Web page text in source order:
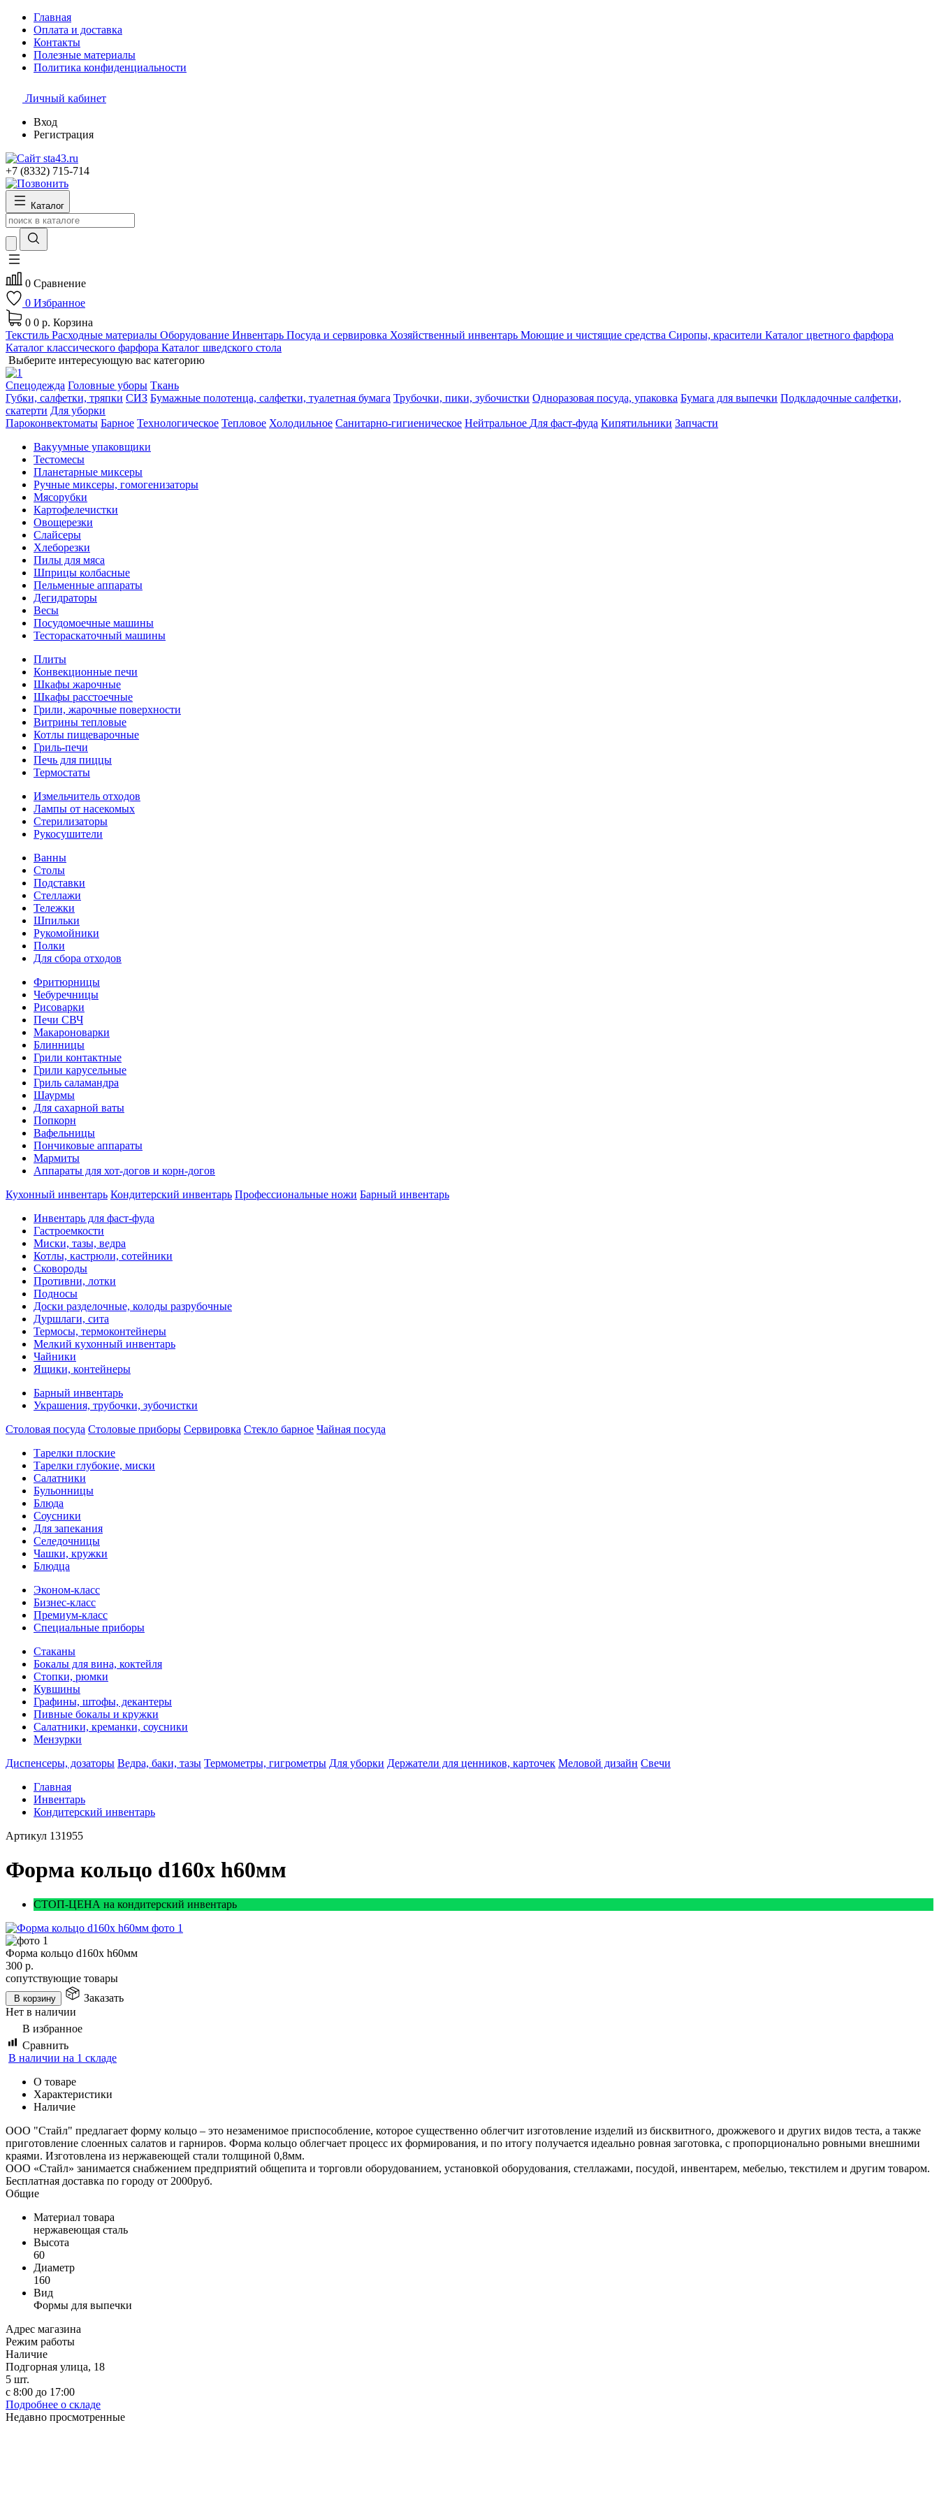
Главная
Оплата и доставка
Контакты
Полезные материалы
Политика конфиденциальности
Личный кабинет
Вход
Регистрация
+7 (8332) 715-714
Каталог
0 Сравнение
0 Избранное
0 0 р. Корзина
Текстиль Расходные материалы Оборудование Инвентарь Посуда и сервировка Хозяйственный инвентарь Моющие и чистящие средства Сиропы, красители Каталог цветного фарфора
Каталог классического фарфора Каталог шведского стола
Выберите интересующую вас категорию
Спецодежда Головные уборы Ткань
Губки, салфетки, тряпки СИЗ Бумажные полотенца, салфетки, туалетная бумага Трубочки, пики, зубочистки Одноразовая посуда, упаковка Бумага для выпечки Подкладочные салфетки,
скатерти Для уборки
Пароконвектоматы Барное Технологическое Тепловое Холодильное Санитарно-гигиеническое Нейтральное Для фаст-фуда Кипятильники Запчасти
Вакуумные упаковщики
Тестомесы
Планетарные миксеры
Ручные миксеры, гомогенизаторы
Мясорубки
Картофелечистки
Овощерезки
Слайсеры
Хлеборезки
Пилы для мяса
Шприцы колбасные
Пельменные аппараты
Дегидраторы
Весы
Посудомоечные машины
Тестораскаточный машины
Плиты
Конвекционные печи
Шкафы жарочные
Шкафы расстоечные
Грили, жарочные поверхности
Витрины тепловые
Котлы пищеварочные
Гриль-печи
Печь для пиццы
Термостаты
Измельчитель отходов
Лампы от насекомых
Стерилизаторы
Рукосушители
Ванны
Столы
Подставки
Стеллажи
Тележки
Шпильки
Рукомойники
Полки
Для сбора отходов
Фритюрницы
Чебуречницы
Рисоварки
Печи СВЧ
Макароноварки
Блинницы
Грили контактные
Грили карусельные
Гриль саламандра
Шаурмы
Для сахарной ваты
Попкорн
Вафельницы
Пончиковые аппараты
Мармиты
Аппараты для хот-догов и корн-догов
Кухонный инвентарь Кондитерский инвентарь Профессиональные ножи Барный инвентарь
Инвентарь для фаст-фуда
Гастроемкости
Миски, тазы, ведра
Котлы, кастрюли, сотейники
Сковороды
Противни, лотки
Подносы
Доски разделочные, колоды разрубочные
Дуршлаги, сита
Термосы, термоконтейнеры
Мелкий кухонный инвентарь
Чайники
Ящики, контейнеры
Барный инвентарь
Украшения, трубочки, зубочистки
Столовая посуда Столовые приборы Сервировка Стекло барное Чайная посуда
Тарелки плоские
Тарелки глубокие, миски
Салатники
Бульонницы
Блюда
Соусники
Для запекания
Селедочницы
Чашки, кружки
Блюдца
Эконом-класс
Бизнес-класс
Премиум-класс
Специальные приборы
Стаканы
Бокалы для вина, коктейля
Стопки, рюмки
Кувшины
Графины, штофы, декантеры
Пивные бокалы и кружки
Салатники, креманки, соусники
Мензурки
Диспенсеры, дозаторы Ведра, баки, тазы Термометры, гигрометры Для уборки Держатели для ценников, карточек Меловой дизайн Свечи
Главная
Инвентарь
Кондитерский инвентарь
Артикул 131955
Форма кольцо d160х h60мм
СТОП-ЦЕНА на кондитерский инвентарь
Форма кольцо d160х h60мм
300 р.
сопутствующие товары
В корзину
Заказать
Нет в наличии
В избранное
Сравнить
В наличии на 1 складе
О товаре
Характеристики
Наличие
ООО "Стайл" предлагает форму кольцо – это незаменимое приспособление, которое существенно облегчит изготовление изделий из бисквитного, дрожжевого и других видов теста, а также
приготовление слоенных салатов и гарниров. Форма кольцо облегчает процесс их формирования, и по итогу получается идеально ровная заготовка, с пропорционально ровными внешними
краями. Изготовлена из нержавеющей стали толщиной 0,8мм.
ООО «Стайл» занимается снабжением предприятий общепита и торговли оборудованием, установкой оборудования, стеллажами, посудой, инвентарем, мебелью, текстилем и другим товаром.
Бесплатная доставка по городу от 2000руб.
Общие
Материал товара
нержавеющая сталь
Высота
60
Диаметр
160
Вид
Формы для выпечки
Адрес магазина
Режим работы
Наличие
Подгорная улица, 18
5 шт.
с 8:00 до 17:00
Подробнее о складе
Недавно просмотренные